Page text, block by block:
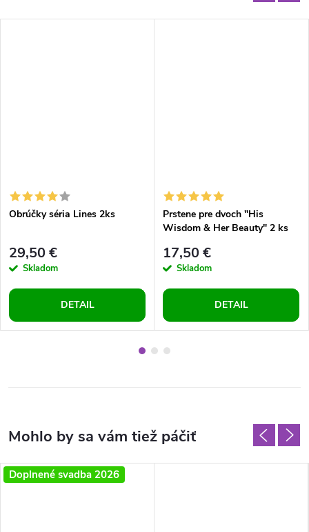
Obrúčky séria Lines 2ks
29,50 €
Skladom
DETAIL
Prstene pre dvoch "His
Wisdom & Her Beauty" 2 ks
17,50 €
Skladom
DETAIL
Doplnené svadba 2026